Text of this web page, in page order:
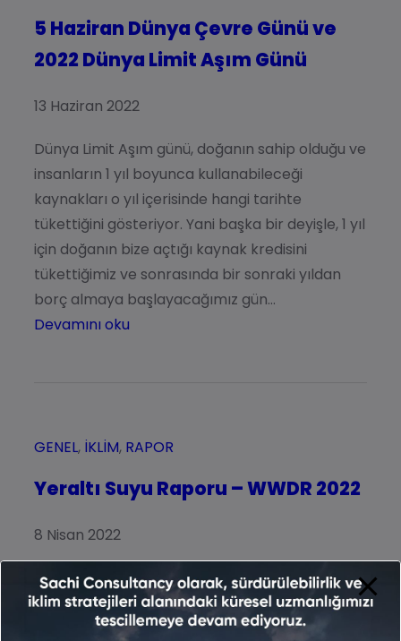
5 Haziran Dünya Çevre Günü ve
2022 Dünya Limit Aşım Günü
13 Haziran 2022
Dünya Limit Aşım günü, doğanın sahip olduğu ve
insanların 1 yıl boyunca kullanabileceği
kaynakları o yıl içerisinde hangi tarihte
tükettiğini gösteriyor. Yani başka bir deyişle, 1 yıl
için doğanın bize açtığı kaynak kredisini
tükettiğimiz ve sonrasında bir sonraki yıldan
borç almaya başlayacağımız gün…
Devamını oku
GENEL, İKLIM, RAPOR
Yeraltı Suyu Raporu – WWDR 2022
8 Nisan 2022
2022 yılının başlarında WWDR ( United Nations
World Water Development Report) tarafından
yer altı suyu ile ilgili bir rapor yayınlandı.